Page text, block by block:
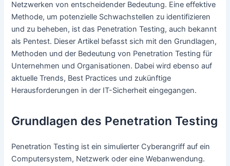
Netzwerken von entscheidender Bedeutung. Eine effektive
Methode, um potenzielle Schwachstellen zu identifizieren
und zu beheben, ist das Penetration Testing, auch bekannt
als Pentest. Dieser Artikel befasst sich mit den Grundlagen,
Methoden und der Bedeutung von Penetration Testing für
Unternehmen und Organisationen. Dabei wird ebenso auf
aktuelle Trends, Best Practices und zukünftige
Herausforderungen in der IT-Sicherheit eingegangen.
Grundlagen des Penetration Testing
Penetration Testing ist ein simulierter Cyberangriff auf ein
Computersystem, Netzwerk oder eine Webanwendung.